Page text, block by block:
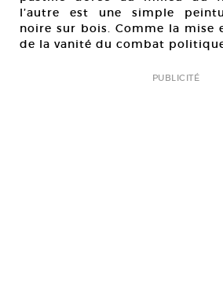
l’autre est une simple
noire sur bois. Comme la mise
de la vanité du combat
PUBLICITÉ